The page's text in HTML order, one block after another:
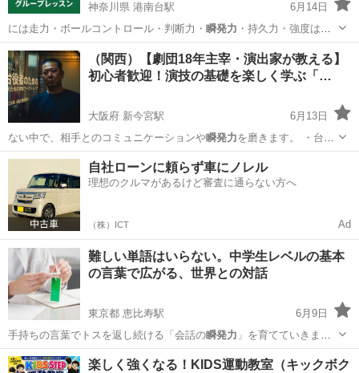
神奈川県 港南台駅
6月14日
には走力・ボールコントロール・判断力・ 瞬発力 ・持久力・強度は全
て必要だと感じており…
神奈川 横浜市 港南台駅 サッカー リフティング
（関西）【劇団18年主宰・演出家が教える】
初心者歓迎！演技の基礎を楽しく学ぶ「…
大阪府 新今宮駅
6月13日
ない中で、相手とのコミュニケーションや瞬発力を磨きます。 ・​台本
を使った演技：…
大阪 大阪市 新今宮駅 その他
自社ローンに頼らず車にノレル
理想のクルマがあるけど審査に通らない方へ
（株）ICT Ad
難しい単語はいらない。中学生レベルの基本
の言葉で広がる、世界との対話
東京都 恵比寿駅
6月9日
手持ちの言葉でトスを返し続ける「会話の瞬発力 」を育てていきま
す。 一方で、新しい…
東京 渋谷区 恵比寿駅 瞬発力
楽しく強くなる！KIDS運動教室（キックボク